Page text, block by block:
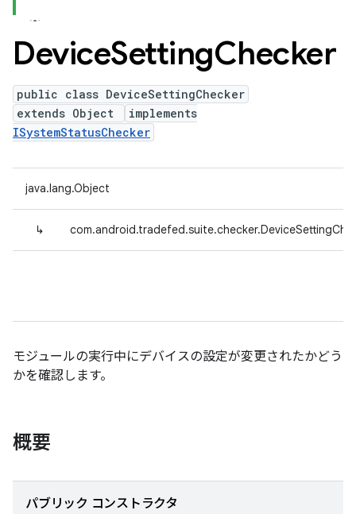
DeviceSettingChecker
public class DeviceSettingChecker
extends Object
implements
ISystemStatusChecker
java.lang.Object
↳
モジュールの実行中にデバイスの設定が変更されたかどう
かを確認します。
概要
パブリック コンストラクタ